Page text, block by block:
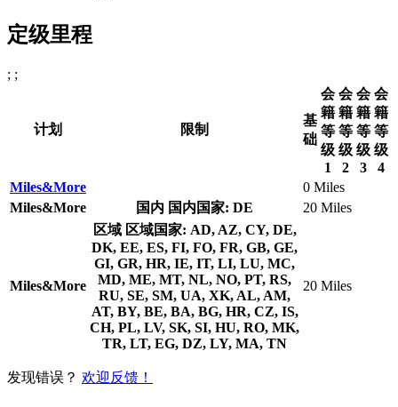
定级里程
; ;
计划 限制
基
础
会
籍
等
级
1
会
籍
等
级
2
会
籍
等
级
3
会
籍
等
级
4
Miles&More
0 Miles
Miles&More
国内 国内国家: DE 20 Miles
Miles&More
区域 区域国家: AD, AZ, CY, DE,
DK, EE, ES, FI, FO, FR, GB, GE,
GI, GR, HR, IE, IT, LI, LU, MC,
MD, ME, MT, NL, NO, PT, RS,
RU, SE, SM, UA, XK, AL, AM,
AT, BY, BE, BA, BG, HR, CZ, IS,
CH, PL, LV, SK, SI, HU, RO, MK,
TR, LT, EG, DZ, LY, MA, TN
20 Miles
发现错误？ 欢迎反馈！